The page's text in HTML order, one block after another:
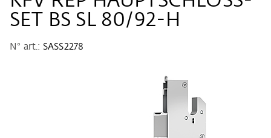
SET BS SL 80/92-H
N° art.: SASS2278